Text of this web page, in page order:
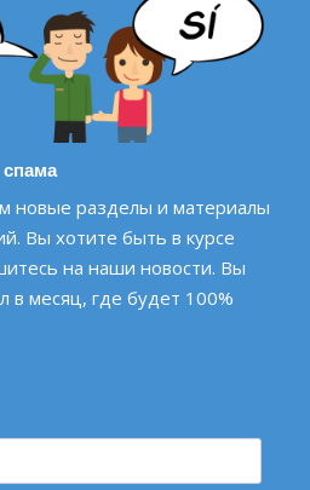
спама
новые разделы и материалы
Вы хотите быть в курсе
на наши новости. Вы
в месяц, где будет 100%